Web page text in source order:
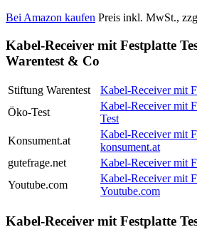
Bei Amazon kaufen Preis inkl. MwSt.,
Kabel-Receiver mit Festplatte
Warentest & Co
Stiftung Warentest
Kabel-Receiver mit
Öko-Test
Kabel-Receiver mit
Test
Konsument.at
Kabel-Receiver mit
konsument.at
gutefrage.net
Kabel-Receiver mit
Youtube.com
Kabel-Receiver mit
Youtube.com
Kabel-Receiver mit Festplatte